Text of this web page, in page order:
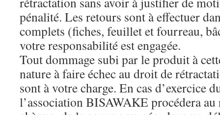
pénalité. Les retours sont à effectuer
complets (fiches, feuillet et fourreau,
votre responsabilité est engagée.
Tout dommage subi par le produit à
nature à faire échec au droit de
sont à votre charge. En cas d’exercice
l’association BISAWAKE procédera